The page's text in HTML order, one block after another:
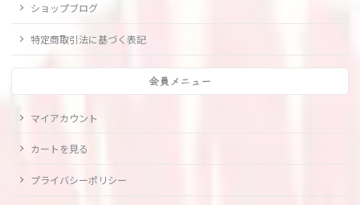
ショップブログ
特定商取引法に基づく表記
会員メニュー
マイアカウント
カートを見る
プライバシーポリシー